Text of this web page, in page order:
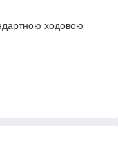
ходовою